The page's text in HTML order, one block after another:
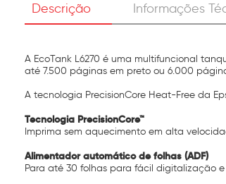
Descrição Informações
A EcoTank L6270 é uma multifuncional
até 7.500 páginas em preto ou 6.000
A tecnologia PrecisionCore Heat-Free da
Tecnologia PrecisionCore™
Imprima sem aquecimento em alta
Alimentador automático de folhas (ADF)
Para até 30 folhas para fácil digitalização